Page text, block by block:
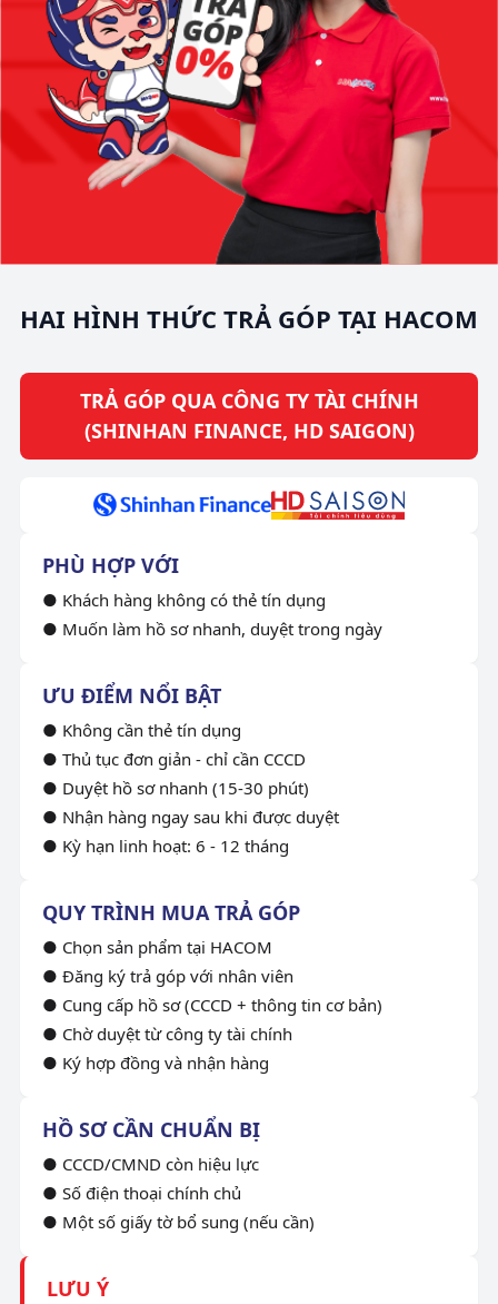
HAI HÌNH THỨC TRẢ GÓP TẠI HACOM
TRẢ GÓP QUA CÔNG TY TÀI CHÍNH
(SHINHAN FINANCE, HD SAIGON)
PHÙ HỢP VỚI
● Khách hàng không có thẻ tín dụng
● Muốn làm hồ sơ nhanh, duyệt trong ngày
ƯU ĐIỂM NỔI BẬT
● Không cần thẻ tín dụng
● Thủ tục đơn giản - chỉ cần CCCD
● Duyệt hồ sơ nhanh (15-30 phút)
● Nhận hàng ngay sau khi được duyệt
● Kỳ hạn linh hoạt: 6 - 12 tháng
QUY TRÌNH MUA TRẢ GÓP
● Chọn sản phẩm tại HACOM
● Đăng ký trả góp với nhân viên
● Cung cấp hồ sơ (CCCD + thông tin cơ bản)
● Chờ duyệt từ công ty tài chính
● Ký hợp đồng và nhận hàng
HỒ SƠ CẦN CHUẨN BỊ
● CCCD/CMND còn hiệu lực
● Số điện thoại chính chủ
● Một số giấy tờ bổ sung (nếu cần)
LƯU Ý